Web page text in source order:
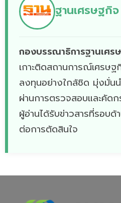
ฐานเศรษฐกิจ
กองบรรณาธิการฐานเศร
เกาะติดสถานการณ์เศรษฐ
ลงทุนอย่างใกล้ชิด มุ่งมั่น
ผ่านการตรวจสอบและคัด
ผู้อ่านได้รับข่าวสารที่รอบด้
ต่อการตัดสินใจ